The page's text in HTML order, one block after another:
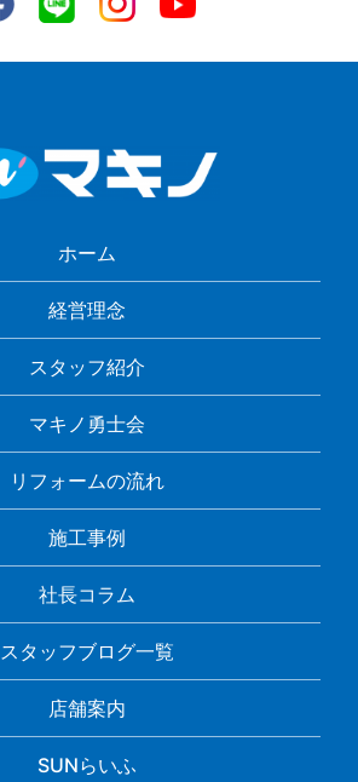
ホーム
経営理念
スタッフ紹介
マキノ勇士会
リフォームの流れ
施工事例
社長コラム
スタッフブログ一覧
店舗案内
SUNらいふ